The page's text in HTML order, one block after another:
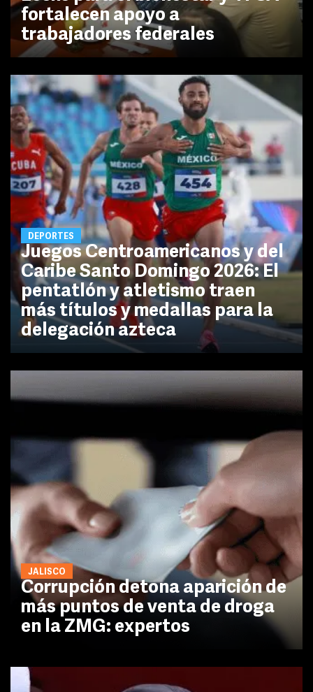
fortalecen apoyo a
trabajadores federales
DEPORTES
Juegos Centroamericanos y del
Caribe Santo Domingo 2026: El
pentatlón y atletismo traen
más títulos y medallas para la
delegación azteca
JALISCO
Corrupción detona aparición de
más puntos de venta de droga
en la ZMG: expertos